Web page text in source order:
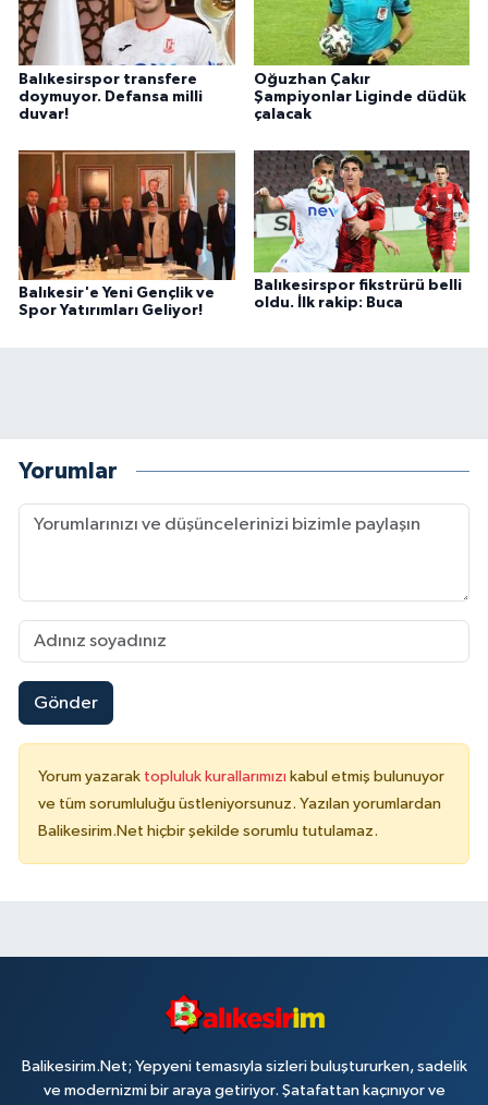
Balıkesirspor transfere
doymuyor. Defansa milli
duvar!
Oğuzhan Çakır
Şampiyonlar Liginde düdük
çalacak
Balıkesir'e Yeni Gençlik ve
Spor Yatırımları Geliyor!
Balıkesirspor fikstrürü belli
oldu. İlk rakip: Buca
Yorumlar
Gönder
Yorum yazarak topluluk kurallarımızı kabul etmiş bulunuyor
ve tüm sorumluluğu üstleniyorsunuz. Yazılan yorumlardan
Balikesirim.Net hiçbir şekilde sorumlu tutulamaz.
Balikesirim.Net; Yepyeni temasıyla sizleri buluştururken, sadelik
ve modernizmi bir araya getiriyor. Şatafattan kaçınıyor ve